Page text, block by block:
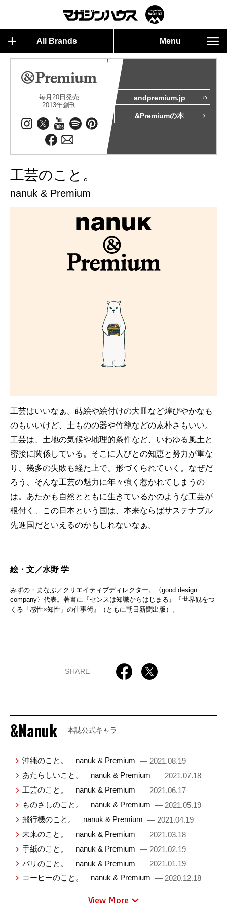
All Brands Menu
毎月20日発売
2013年創刊
andpremium.jp
&Premiumの本
工芸のこと。
nanuk & Premium
工芸はいいなぁ。蒔絵や絵付けの大皿など煌びやかなも
のもいいけど、土ものの器や竹籠などの素朴さもいい。
工芸は、土地の気候や地理的条件など、いわゆる風土と
密接に関係している。そこに人びとの知恵と努力が重な
り、幾多の失敗も経た上で、形づくられていく。なぜだ
ろう、そんな工芸の魅力に年々強く惹かれてしまうの
は。あたかも自然とともに生きているかのような工芸が
根付く、この日本という国は、本来ならばサステナブル
先進国だといえるのかもしれないなぁ。
絵・文／水野 学
みずの・まなぶ／クリエイティブディレクター。〈good design
company〉代表。著書に『センスは知識からはじまる』『世界観をつ
くる「感性×知性」の仕事術』（ともに朝日新聞出版）。
SHARE
&Nanuk 本誌公式キャラ
沖縄のこと。 nanuk & Premium — 2021.08.19
あたらしいこと。 nanuk & Premium — 2021.07.18
工芸のこと。 nanuk & Premium — 2021.06.17
ものさしのこと。 nanuk & Premium — 2021.05.19
飛行機のこと。 nanuk & Premium — 2021.04.19
未来のこと。 nanuk & Premium — 2021.03.18
手紙のこと。 nanuk & Premium — 2021.02.19
パリのこと。 nanuk & Premium — 2021.01.19
コーヒーのこと。 nanuk & Premium — 2020.12.18
View More